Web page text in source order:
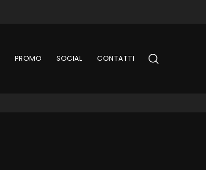
PROMO SOCIAL CONTATTI